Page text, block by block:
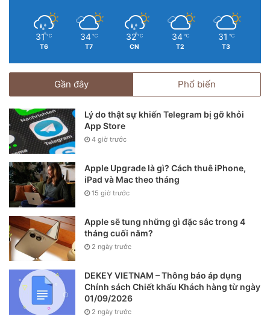
31 ℃
T6
34 ℃
T7
32 ℃
CN
34 ℃
T2
31 ℃
T3
Gần đây Phổ biến
Lý do thật sự khiến Telegram bị gỡ khỏi
App Store
4 giờ trước
Apple Upgrade là gì? Cách thuê iPhone,
iPad và Mac theo tháng
15 giờ trước
Apple sẽ tung những gì đặc sắc trong 4
tháng cuối năm?
2 ngày trước
DEKEY VIETNAM – Thông báo áp dụng
Chính sách Chiết khấu Khách hàng từ ngày
01/09/2026
2 ngày trước